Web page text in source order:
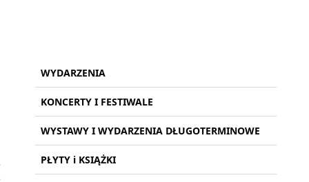
WYDARZENIA
KONCERTY I FESTIWALE
WYSTAWY I WYDARZENIA DŁUGOTERMINOWE
PŁYTY i KSIĄŻKI